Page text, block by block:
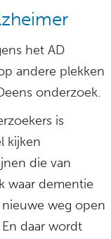
het AD
andere plekken
onderzoek.
is
kijken
die van
waar dementie
weg open
daar wordt